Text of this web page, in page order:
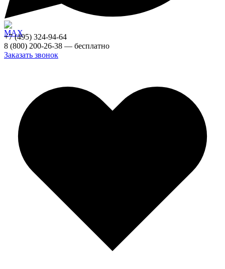
+7 (495) 324-94-64
8 (800) 200-26-38 — бесплатно
Заказать звонок